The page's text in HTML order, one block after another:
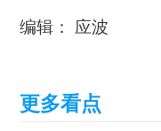
编辑： 应波